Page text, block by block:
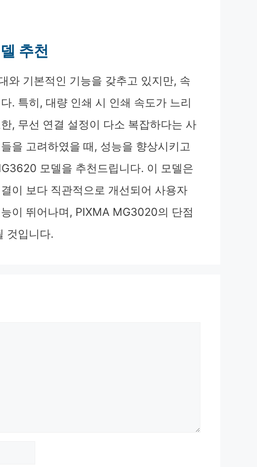
추천
와 기본적인 기능을 갖추고 있지만, 속
. 특히, 대량 인쇄 시 인쇄 속도가 느리
, 무선 연결 설정이 다소 복잡하다는 사
을 고려하였을 때, 성능을 향상시키고
모델을 추천드립니다. 이 모델은
이 보다 직관적으로 개선되어 사용자
이 뛰어나며, PIXMA MG3020의 단점
것입니다.